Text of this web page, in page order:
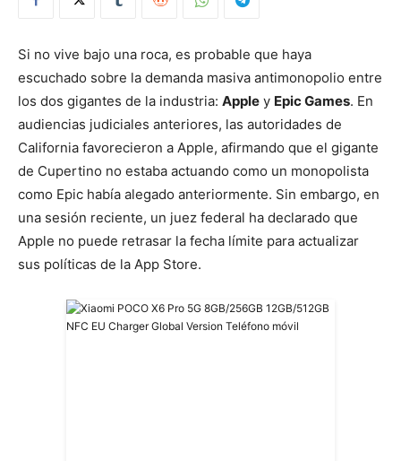
Si no vive bajo una roca, es probable que haya
escuchado sobre la demanda masiva antimonopolio entre
los dos gigantes de la industria: Apple y Epic Games. En
audiencias judiciales anteriores, las autoridades de
California favorecieron a Apple, afirmando que el gigante
de Cupertino no estaba actuando como un monopolista
como Epic había alegado anteriormente. Sin embargo, en
una sesión reciente, un juez federal ha declarado que
Apple no puede retrasar la fecha límite para actualizar
sus políticas de la App Store.